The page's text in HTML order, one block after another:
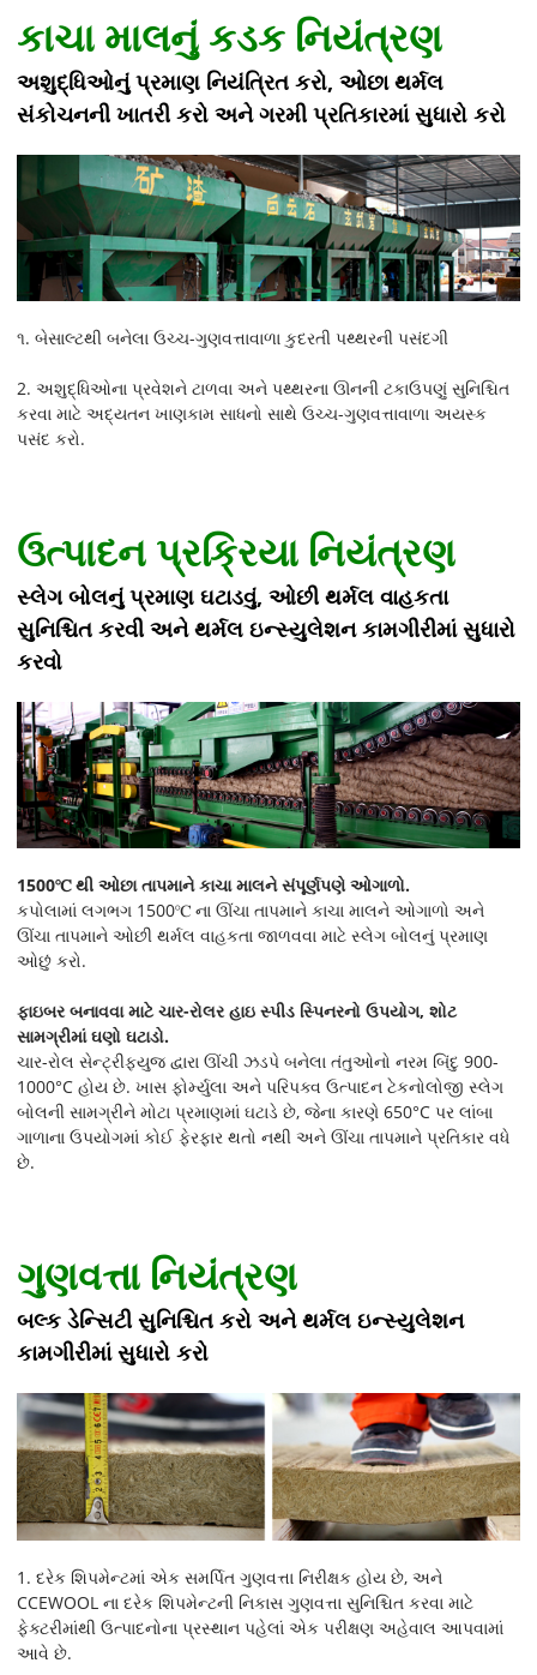
કાચા માલનું કડક નિયંત્રણ
અશુદ્ધિઓનું પ્રમાણ નિયંત્રિત કરો, ઓછા થર્મલ
સંકોચનની ખાતરી કરો અને ગરમી પ્રતિકારમાં સુધારો કરો
૧. બેસાલ્ટથી બનેલા ઉચ્ચ-ગુણવત્તાવાળા કુદરતી પથ્થરની પસંદગી
2. અશુદ્ધિઓના પ્રવેશને ટાળવા અને પથ્થરના ઊનની ટકાઉપણું સુનિશ્ચિત
કરવા માટે અદ્યતન ખાણકામ સાધનો સાથે ઉચ્ચ-ગુણવત્તાવાળા અયસ્ક
પસંદ કરો.
ઉત્પાદન પ્રક્રિયા નિયંત્રણ
સ્લેગ બોલનું પ્રમાણ ઘટાડવું, ઓછી થર્મલ વાહકતા
સુનિશ્ચિત કરવી અને થર્મલ ઇન્સ્યુલેશન કામગીરીમાં સુધારો
કરવો
1500℃ થી ઓછા તાપમાને કાચા માલને સંપૂર્ણપણે ઓગાળો.
કપોલામાં લગભગ 1500℃ ના ઊંચા તાપમાને કાચા માલને ઓગાળો અને
ઊંચા તાપમાને ઓછી થર્મલ વાહકતા જાળવવા માટે સ્લેગ બોલનું પ્રમાણ
ઓછું કરો.
ફાઇબર બનાવવા માટે ચાર-રોલર હાઇ સ્પીડ સ્પિનરનો ઉપયોગ, શોટ
સામગ્રીમાં ઘણો ઘટાડો.
ચાર-રોલ સેન્ટ્રીફ્યુજ દ્વારા ઊંચી ઝડપે બનેલા તંતુઓનો નરમ બિંદુ 900-
1000°C હોય છે. ખાસ ફોર્મ્યુલા અને પરિપક્વ ઉત્પાદન ટેકનોલોજી સ્લેગ
બોલની સામગ્રીને મોટા પ્રમાણમાં ઘટાડે છે, જેના કારણે 650°C પર લાંબા
ગાળાના ઉપયોગમાં કોઈ ફેરફાર થતો નથી અને ઊંચા તાપમાને પ્રતિકાર વધે
છે.
ગુણવત્તા નિયંત્રણ
બલ્ક ડેન્સિટી સુનિશ્ચિત કરો અને થર્મલ ઇન્સ્યુલેશન
કામગીરીમાં સુધારો કરો
1. દરેક શિપમેન્ટમાં એક સમર્પિત ગુણવત્તા નિરીક્ષક હોય છે, અને
CCEWOOL ના દરેક શિપમેન્ટની નિકાસ ગુણવત્તા સુનિશ્ચિત કરવા માટે
ફેક્ટરીમાંથી ઉત્પાદનોના પ્રસ્થાન પહેલાં એક પરીક્ષણ અહેવાલ આપવામાં
આવે છે.